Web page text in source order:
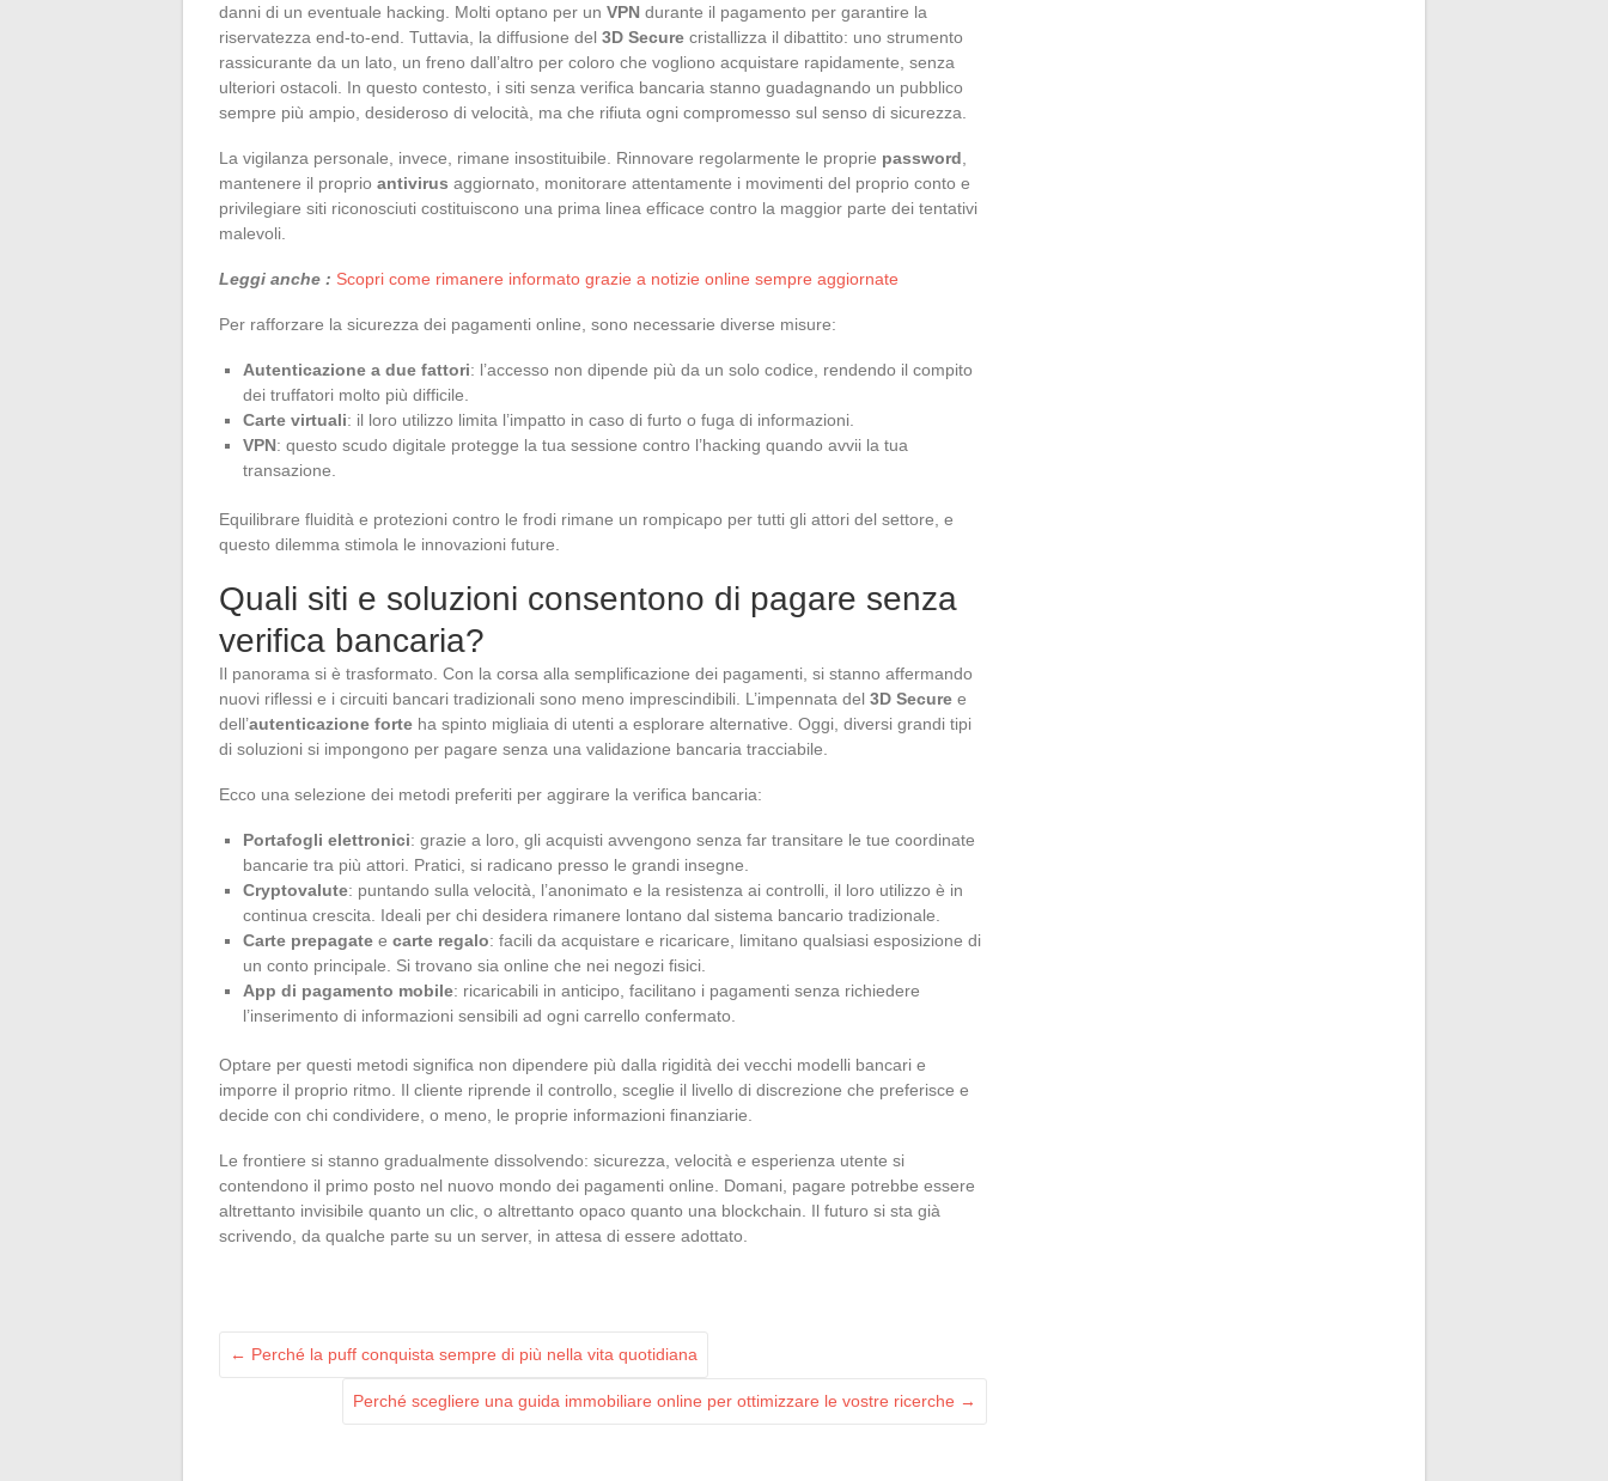
danni di un eventuale hacking. Molti optano per un VPN durante il pagamento per garantire la
riservatezza end-to-end. Tuttavia, la diffusione del 3D Secure cristallizza il dibattito: uno strumento
rassicurante da un lato, un freno dall’altro per coloro che vogliono acquistare rapidamente, senza
ulteriori ostacoli. In questo contesto, i siti senza verifica bancaria stanno guadagnando un pubblico
sempre più ampio, desideroso di velocità, ma che rifiuta ogni compromesso sul senso di sicurezza.
La vigilanza personale, invece, rimane insostituibile. Rinnovare regolarmente le proprie password
mantenere il proprio antivirus aggiornato, monitorare attentamente i movimenti del proprio conto e
privilegiare siti riconosciuti costituiscono una prima linea efficace contro la maggior parte dei tentativi
malevoli.
Leggi anche : Scopri come rimanere informato grazie a notizie online sempre aggiornate
Per rafforzare la sicurezza dei pagamenti online, sono necessarie diverse misure:
Autenticazione a due fattori: l’accesso non dipende più da un solo codice, rendendo il compito
dei truffatori molto più difficile.
Carte virtuali: il loro utilizzo limita l’impatto in caso di furto o fuga di informazioni.
VPN: questo scudo digitale protegge la tua sessione contro l’hacking quando avvii la tua
transazione.
Equilibrare fluidità e protezioni contro le frodi rimane un rompicapo per tutti gli attori del settore, e
questo dilemma stimola le innovazioni future.
Quali siti e soluzioni consentono di pagare senza
verifica bancaria?
Il panorama si è trasformato. Con la corsa alla semplificazione dei pagamenti, si stanno affermando
nuovi riflessi e i circuiti bancari tradizionali sono meno imprescindibili. L’impennata del 3D Secure e
dell’autenticazione forte ha spinto migliaia di utenti a esplorare alternative. Oggi, diversi grandi tipi
di soluzioni si impongono per pagare senza una validazione bancaria tracciabile.
Ecco una selezione dei metodi preferiti per aggirare la verifica bancaria:
Portafogli elettronici: grazie a loro, gli acquisti avvengono senza far transitare le tue coordinate
bancarie tra più attori. Pratici, si radicano presso le grandi insegne.
Cryptovalute: puntando sulla velocità, l’anonimato e la resistenza ai controlli, il loro utilizzo è in
continua crescita. Ideali per chi desidera rimanere lontano dal sistema bancario tradizionale.
Carte prepagate e carte regalo: facili da acquistare e ricaricare, limitano qualsiasi esposizione di
un conto principale. Si trovano sia online che nei negozi fisici.
App di pagamento mobile: ricaricabili in anticipo, facilitano i pagamenti senza richiedere
l’inserimento di informazioni sensibili ad ogni carrello confermato.
Optare per questi metodi significa non dipendere più dalla rigidità dei vecchi modelli bancari e
imporre il proprio ritmo. Il cliente riprende il controllo, sceglie il livello di discrezione che preferisce e
decide con chi condividere, o meno, le proprie informazioni finanziarie.
Le frontiere si stanno gradualmente dissolvendo: sicurezza, velocità e esperienza utente si
contendono il primo posto nel nuovo mondo dei pagamenti online. Domani, pagare potrebbe essere
altrettanto invisibile quanto un clic, o altrettanto opaco quanto una blockchain. Il futuro si sta già
scrivendo, da qualche parte su un server, in attesa di essere adottato.
← Perché la puff conquista sempre di più nella vita quotidiana
Perché scegliere una guida immobiliare online per ottimizzare le vostre ricerche →